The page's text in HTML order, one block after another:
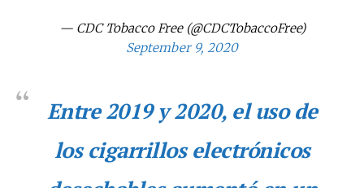
— CDC Tobacco Free (@CDCTobaccoFree)
September 9, 2020
Entre 2019 y 2020, el uso de
los cigarrillos electrónicos